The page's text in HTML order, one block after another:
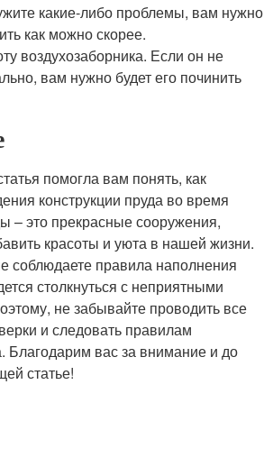
какие-либо проблемы, вам нужно
как можно скорее.
воздухозаборника. Если он не
вам нужно будет его починить
помогла вам понять, как
конструкции пруда во время
– это прекрасные сооружения,
красоты и уюта в нашей жизни.
соблюдаете правила наполнения
столкнуться с неприятными
не забывайте проводить все
и следовать правилам
Благодарим вас за внимание и до
статье!